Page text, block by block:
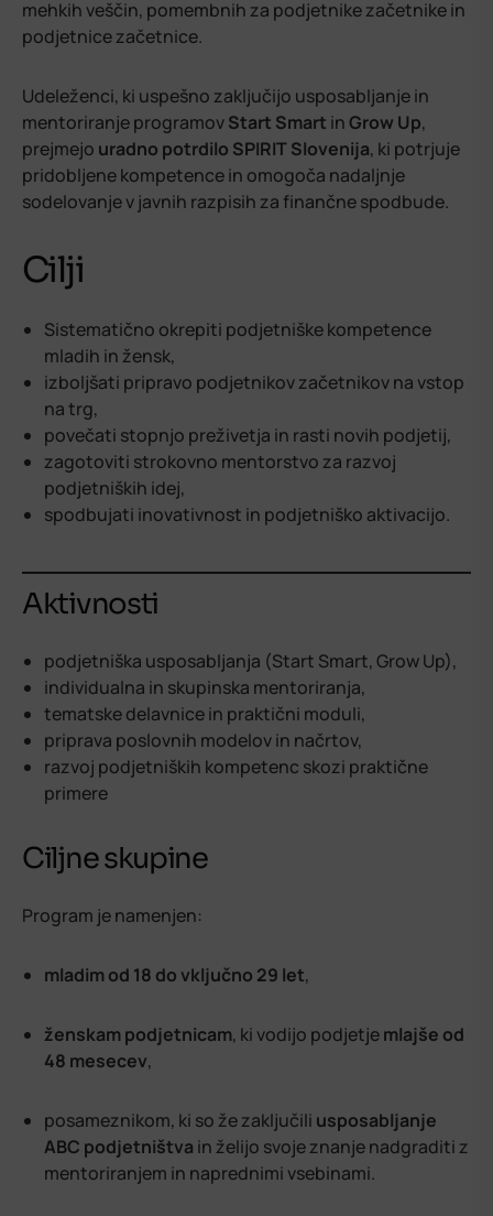
mehkih veščin, pomembnih za podjetnike začetnike in
podjetnice začetnice.
Udeleženci, ki uspešno zaključijo usposabljanje in
mentoriranje programovStart Smart inGrow Up,
prejmejo uradno potrdilo SPIRIT Slovenija, ki potrjuje
pridobljene kompetence in omogoča nadaljnje
sodelovanje v javnih razpisih za finančne spodbude.
Cilji
Sistematično okrepiti podjetniške kompetence
mladih in žensk,
izboljšati pripravo podjetnikov začetnikov na vstop
na trg,
povečati stopnjo preživetja in rasti novih podjetij,
zagotoviti strokovno mentorstvo za razvoj
podjetniških idej,
spodbujati inovativnost in podjetniško aktivacijo.
Aktivnosti
podjetniška usposabljanja (Start Smart, Grow Up),
individualna in skupinska mentoriranja,
tematske delavnice in praktični moduli,
priprava poslovnih modelov in načrtov,
razvoj podjetniških kompetenc skozi praktične
primere
Ciljne skupine
Program je namenjen:
mladim od 18 do vključno 29 let,
ženskam podjetnicam, ki vodijo podjetjemlajše od
48 mesecev,
posameznikom, ki so že zaključili usposabljanje
ABC podjetništva in želijo svoje znanje nadgraditi z
mentoriranjem in naprednimi vsebinami.